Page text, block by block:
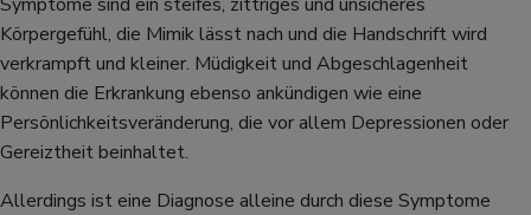
Körpergefühl, die Mimik lässt nach und die Handschrift wird
verkrampft und kleiner. Müdigkeit und Abgeschlagenheit
können die Erkrankung ebenso ankündigen wie eine
Persönlichkeitsveränderung, die vor allem Depressionen oder
Gereiztheit beinhaltet.
Allerdings ist eine Diagnose alleine durch diese Symptome